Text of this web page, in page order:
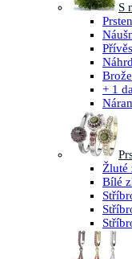
S
Brože
+ 1
Žluté
Bílé